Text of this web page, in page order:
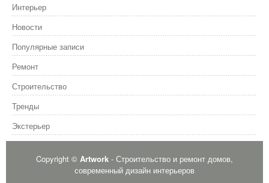
Интерьер
Новости
Популярные записи
Ремонт
Строительство
Тренды
Экстерьер
Copyright © Artwork - Строительство и ремонт домов,
современный дизайн интерьеров